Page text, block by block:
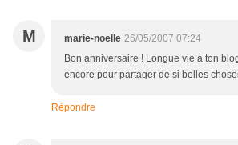
M marie-noelle 26/05/2007 07:24
Bon anniversaire ! Longue vie à ton
encore pour partager de si belles
Répondre